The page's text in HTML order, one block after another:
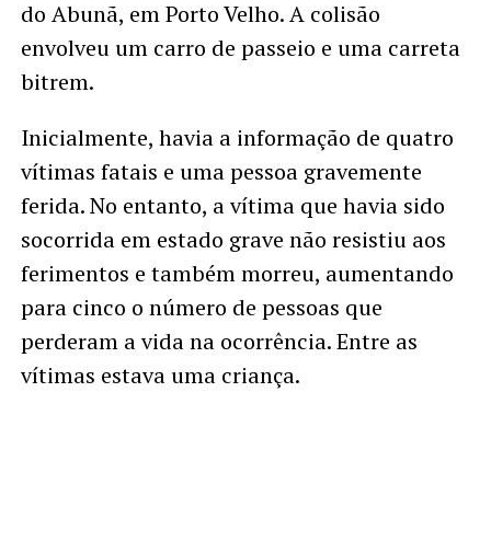
do Abunã, em Porto Velho. A colisão
envolveu um carro de passeio e uma carreta
bitrem.
Inicialmente, havia a informação de quatro
vítimas fatais e uma pessoa gravemente
ferida. No entanto, a vítima que havia sido
socorrida em estado grave não resistiu aos
ferimentos e também morreu, aumentando
para cinco o número de pessoas que
perderam a vida na ocorrência. Entre as
vítimas estava uma criança.